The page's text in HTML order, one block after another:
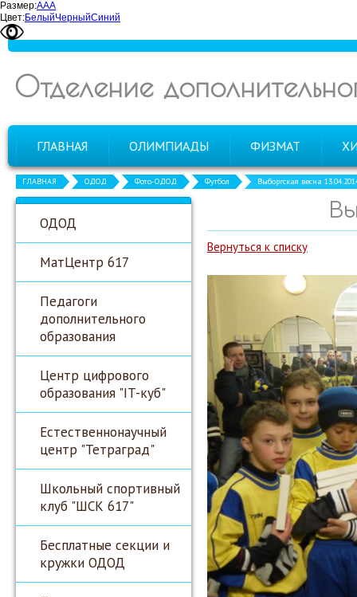
Размер:ААА
Цвет:БелыйЧерныйСиний
Отделение
ГЛАВНАЯ ОЛИМПИАДЫ ФИЗМАТ
ГЛАВНАЯ ОДОД Фото-ОДОД Футбол Выборгская весна
ОДОД
МатЦентр 617
Педагоги
дополнительного
образования
Центр цифрового
образования "IT-куб"
Естественнонаучный
центр "Тетраград"
Школьный спортивный
клуб "ШСК 617"
Бесплатные секции и
кружки ОДОД
Вернуться к списку